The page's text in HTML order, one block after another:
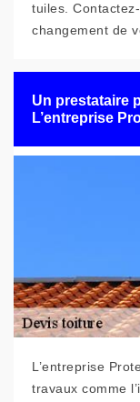
tuiles.
changement de
Un prestataire
L’entreprise
L’entreprise
travaux comme